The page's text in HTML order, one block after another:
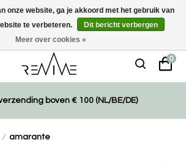
en ethisch gemaakte producten
0
boven € 100 (NL/BE/DE)
/ amarante
onze website, ga je akkoord met het gebruik van
te verbeteren.
Dit bericht verbergen
Meer over cookies »